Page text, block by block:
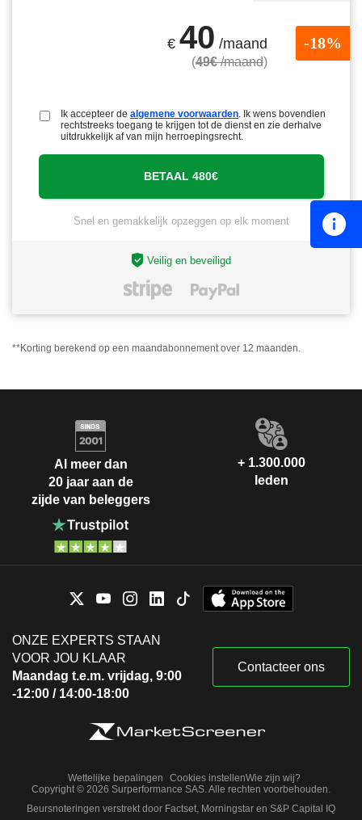
€ 40 /maand
(49€/maand)
-18%
Ik accepteer de algemene voorwaarden. Ik wens bovendien
rechtstreeks toegang te krijgen tot de dienst en zie derhalve
uitdrukkelijk af van mijn herroepingsrecht.
Snel en gemakkelijk opzeggen op elk moment
Veilig en beveiligd
**Korting berekend op een maandabonnement over 12 maanden.
Al meer dan
20 jaar aan de
zijde van beleggers
+ 1.300.000
leden
ONZE EXPERTS STAAN
VOOR JOU KLAAR
Maandag t.e.m. vrijdag, 9:00
-12:00 / 14:00-18:00
Contacteer ons
Wettelijke bepalingen Cookies instellenWie zijn wij?
Copyright © 2026 Surperformance SAS. Alle rechten voorbehouden.
Beursnoteringen verstrekt door Factset, Morningstar en S&P Capital IQ